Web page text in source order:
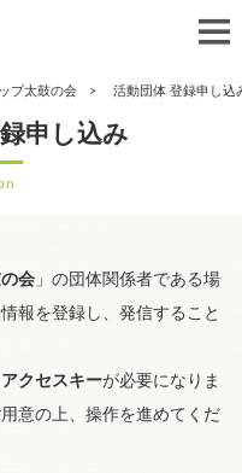
プ太鼓の会 活動団体 登録申し込
申し込み
会 」の団体関係者である場
報を登録し、発信すること
アクセスキーが必要になりま
意の上、操作を進めてくだ